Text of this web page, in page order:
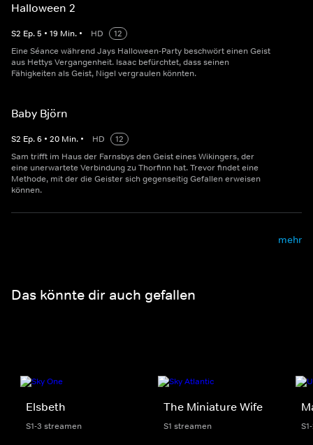
Halloween 2
S2 Ep.5 • 19 Min. • HD
12
Eine Séance während Jays Halloween-Party beschwört einen Geist
aus Hettys Vergangenheit. Isaac befürchtet, dass seinen
Fähigkeiten als Geist, Nigel vergraulen könnten.
Baby Björn
S2 Ep.6 • 20 Min. • HD
12
Sam trifft im Haus der Farnsbys den Geist eines Wikingers, der
eine unerwartete Verbindung zu Thorfinn hat. Trevor findet eine
Methode, mit der die Geister sich gegenseitig Gefallen erweisen
können.
mehr
Das könnte dir auch gefallen
Elsbeth
S1-3 streamen
The Miniature Wife
S1 streamen